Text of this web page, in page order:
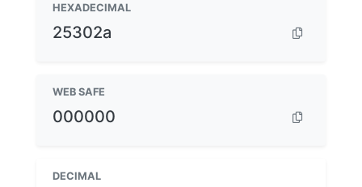
HEXADECIMAL
25302a
WEB SAFE
000000
DECIMAL